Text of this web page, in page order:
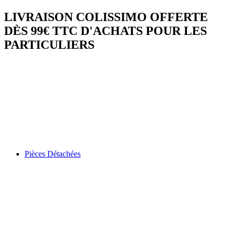
LIVRAISON COLISSIMO OFFERTE
DÈS 99€ TTC D'ACHATS POUR LES
PARTICULIERS
Pièces Détachées